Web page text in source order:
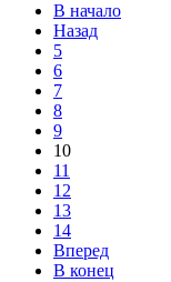
В начало
Назад
5
6
7
8
9
10
11
12
13
14
Вперед
В конец